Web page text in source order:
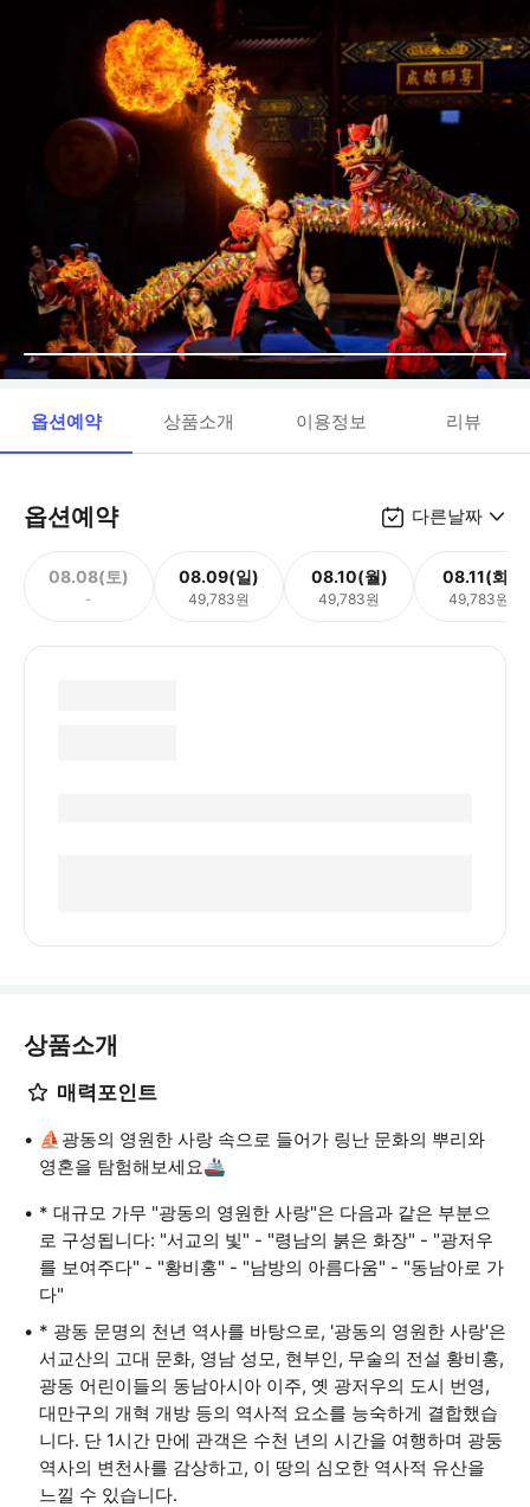
옵션예약 상품소개 이용정보 리뷰
옵션예약 다른날짜
08.08(토)
-
08.09(일)
49,783원
08.10(월)
49,783원
08.11(화)
49,783원
상품소개
매력포인트
⛵광동의 영원한 사랑 속으로 들어가 링난 문화의 뿌리와
영혼을 탐험해보세요🚢
* 대규모 가무 "광동의 영원한 사랑"은 다음과 같은 부분으
로 구성됩니다: "서교의 빛" - "령남의 붉은 화장" - "광저우
를 보여주다" - "황비홍" - "남방의 아름다움" - "동남아로 가
다"
* 광동 문명의 천년 역사를 바탕으로, '광동의 영원한 사랑'은
서교산의 고대 문화, 영남 성모, 현부인, 무술의 전설 황비홍,
광동 어린이들의 동남아시아 이주, 옛 광저우의 도시 번영,
대만구의 개혁 개방 등의 역사적 요소를 능숙하게 결합했습
니다. 단 1시간 만에 관객은 수천 년의 시간을 여행하며 광둥
역사의 변천사를 감상하고, 이 땅의 심오한 역사적 유산을
느낄 수 있습니다.